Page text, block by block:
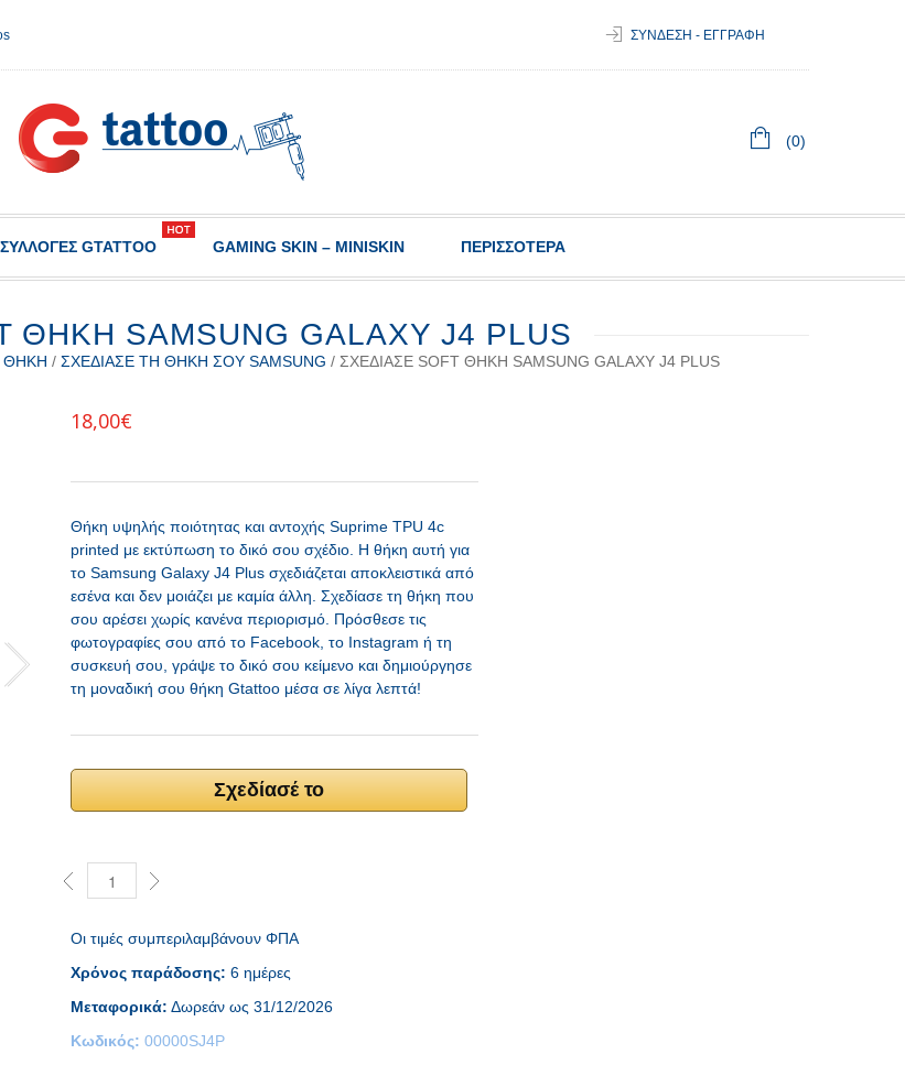
ΣΥΝΔΕΣΗ - ΕΓΓΡΑΦΗ
(0)
ΣΥΛΛΟΓΈΣ GTATTOO GAMING SKIN – MINISKIN ΠΕΡΙΣΣΟΤΕΡΑ
ΘΉΚΗ SAMSUNG GALAXY J4 PLUS
ΘΉΚΗ / ΣΧΕΔΊΑΣΕ ΤΗ ΘΉΚΗ ΣΟΥ SAMSUNG / ΣΧΕΔΊΑΣΕ SOFT ΘΉΚΗ SAMSUNG GALAXY J4 PLUS
18,00€
Θήκη υψηλής ποιότητας και αντοχής Suprime TPU 4c
printed με εκτύπωση το δικό σου σχέδιο. H θήκη αυτή για
το Samsung Galaxy J4 Plus σχεδιάζεται αποκλειστικά από
εσένα και δεν μοιάζει με καμία άλλη. Σχεδίασε τη θήκη που
σου αρέσει χωρίς κανένα περιορισμό. Πρόσθεσε τις
φωτογραφίες σου από το Facebook, το Instagram ή τη
συσκευή σου, γράψε το δικό σου κείμενο και δημιούργησε
τη μοναδική σου θήκη Gtattoo μέσα σε λίγα λεπτά!
Σχεδίασέ το
Οι τιμές συμπεριλαμβάνουν ΦΠΑ
Χρόνος παράδοσης: 6 ημέρες
Μεταφορικά: Δωρεάν ως 31/12/2026
Κωδικός: 00000SJ4P